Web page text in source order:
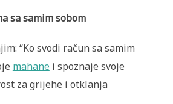
sa samim sobom
“Ko svodi račun sa samim
mahanei spoznaje svoje
za grijehe i otklanja